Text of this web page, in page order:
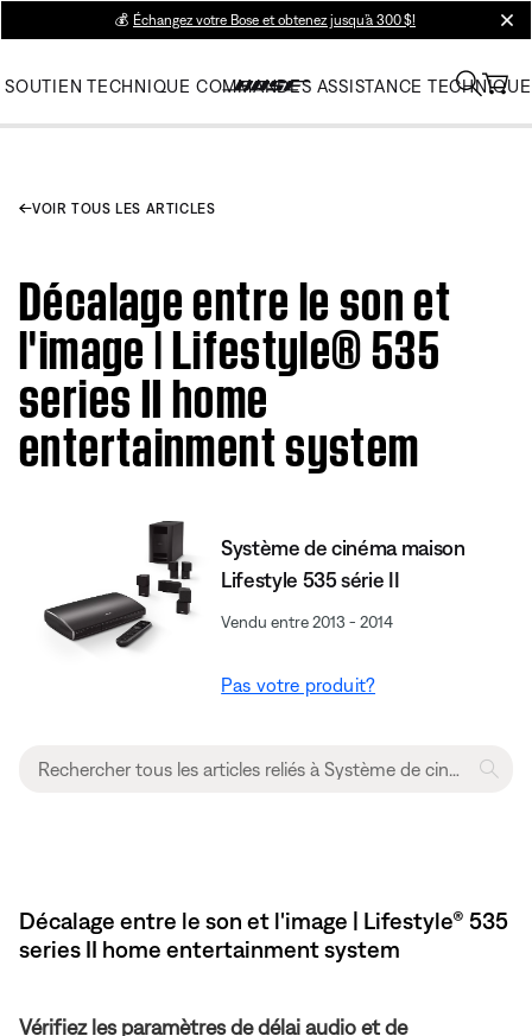
💰 Échangez votre Bose et obtenez jusqu’à 300 $!
SOUTIEN TECHNIQUE COMMANDES ASSISTANCE TECHNIQUE
VOIR TOUS LES ARTICLES
Décalage entre le son et
l'image | Lifestyle® 535
series II home
entertainment system
Système de cinéma maison
Lifestyle 535 série II
Vendu entre 2013 - 2014
Pas votre produit?
Décalage entre le son et l'image | Lifestyle® 535
series II home entertainment system
Vérifiez les paramètres de délai audio et de